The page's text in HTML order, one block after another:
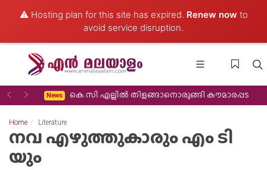
⚠️ Hosting plan for this site has expired. Renew now to
avoid service disruption.
Previous
Next
തിരിച്ചുവരവ് News കെ.സി.എല്ലിൽ തിളങ്ങാനൊരുങ്ങി കൗമാരപ്പട
Home Literature
നവ എഴുത്തുകാരും എം ടി
യും